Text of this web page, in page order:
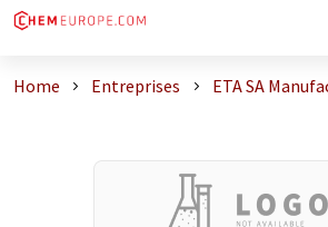
Home Entreprises ETA SA